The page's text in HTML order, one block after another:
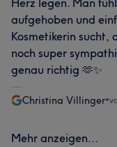
Herz legen. Man
aufgehoben und
Kosmetikerin sucht,
noch super
genau richtig 🫶✨
Christina Villinger•
Mehr anzeigen...